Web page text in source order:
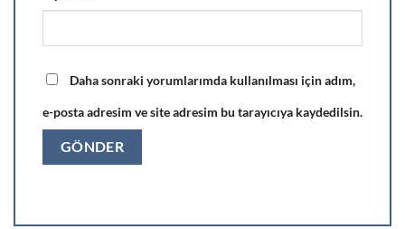
Daha sonraki yorumlarımda kullanılması için adım,
e-posta adresim ve site adresim bu tarayıcıya kaydedilsin.